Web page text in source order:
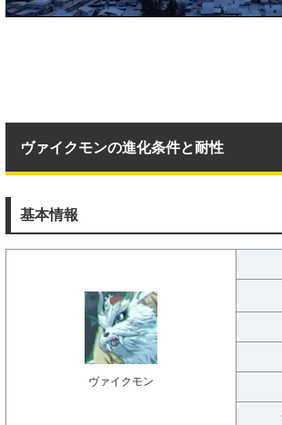
ヴァイクモンの進化条件と耐性
基本情報
ヴァイクモン